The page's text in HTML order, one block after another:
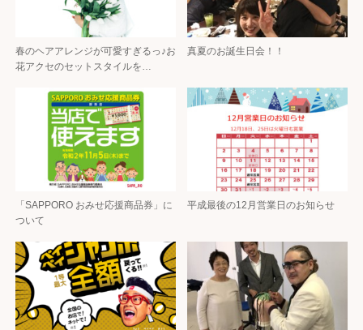
春のヘアアレンジが可愛すぎるっ♪お
花アクセのセットスタイルを…
真夏のお誕生日会！！
「SAPPORO おみせ応援商品券」に
ついて
平成最後の12月営業日のお知らせ